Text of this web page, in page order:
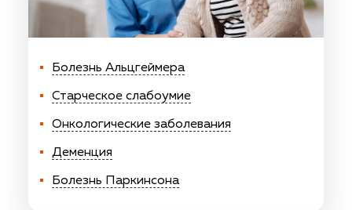
Болезнь Альцгеймера
Старческое слабоумие
Онкологические заболевания
Деменция
Болезнь Паркинсона